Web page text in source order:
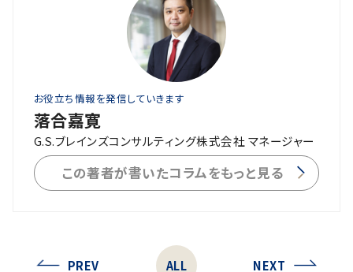
お役立ち情報を発信していきます
落合嘉寛
G.S.ブレインズコンサルティング株式会社 マネージャー
この著者が書いたコラムをもっと見る
PREV ALL NEXT